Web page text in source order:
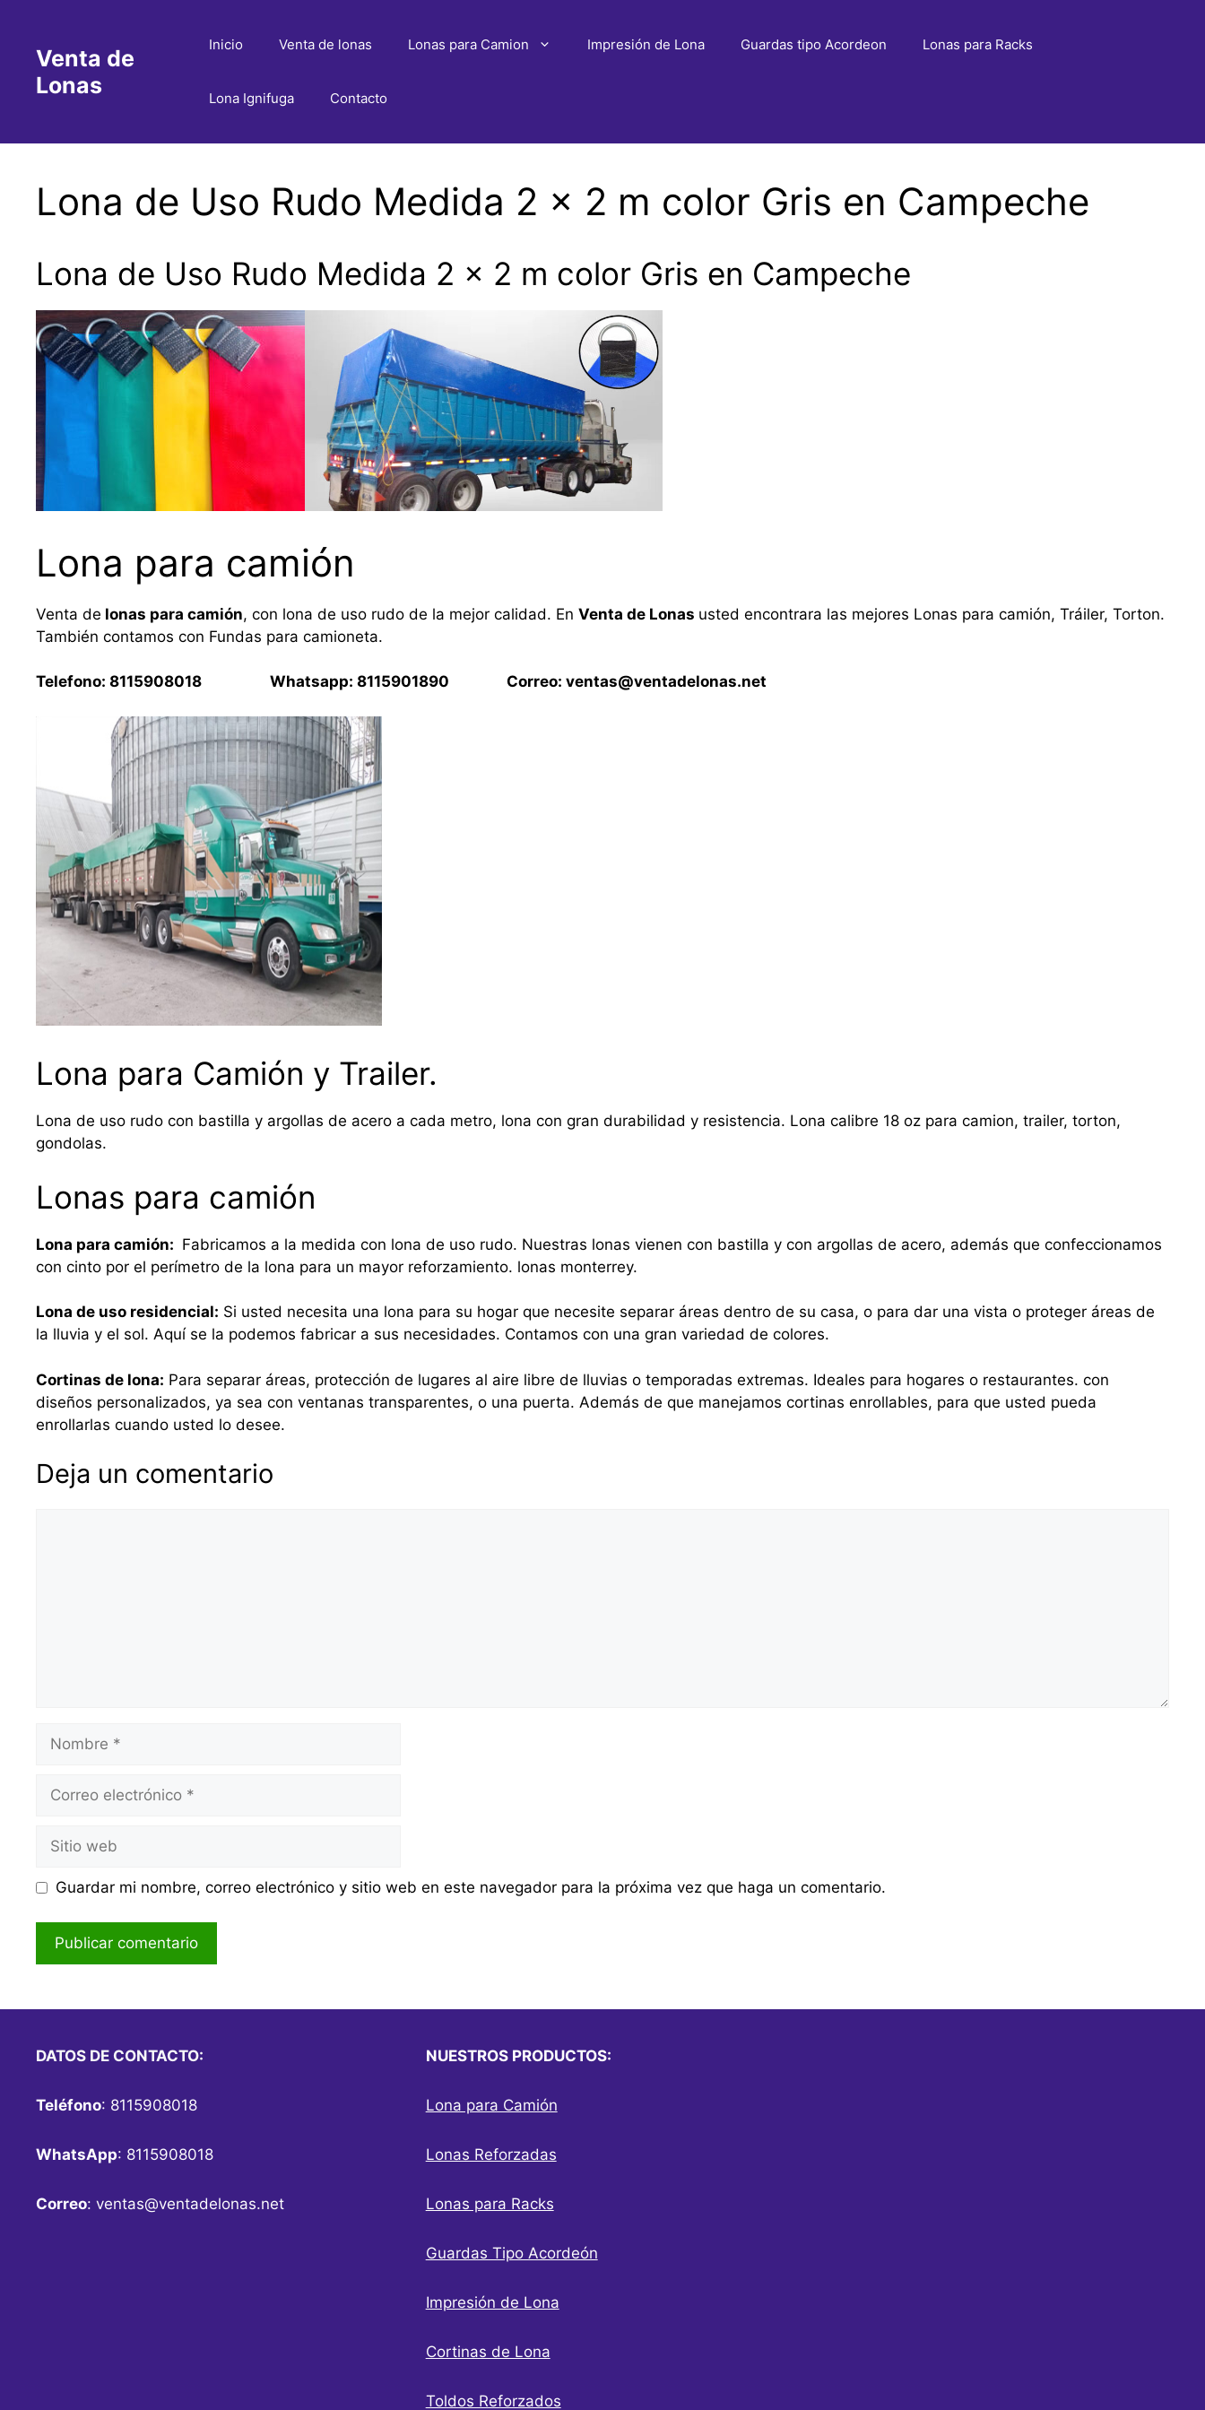
contenidoVenta de
Lonas
Inicio Venta de lonas Lonas para Camion Impresión de Lona Guardas tipo Acordeon Lonas para Racks
Lona Ignifuga Contacto
Lona de Uso Rudo Medida 2 x 2 m color Gris en Campeche
Lona de Uso Rudo Medida 2 x 2 m color Gris en Campeche
Lona para camión
Venta de lonas para camión, con lona de uso rudo de la mejor calidad. En Venta de Lonas usted encontrara las mejores Lonas para camión, Tráiler, Torton.
También contamos con Fundas para camioneta.
Telefono: 8115908018 Whatsapp: 8115901890 Correo: ventas@ventadelonas.net
Lona para Camión y Trailer.
Lona de uso rudo con bastilla y argollas de acero a cada metro, lona con gran durabilidad y resistencia. Lona calibre 18 oz para camion, trailer, torton,
gondolas.
Lonas para camión
Lona para camión: Fabricamos a la medida con lona de uso rudo. Nuestras lonas vienen con bastilla y con argollas de acero, además que confeccionamos
con cinto por el perímetro de la lona para un mayor reforzamiento. lonas monterrey.
Lona de uso residencial: Si usted necesita una lona para su hogar que necesite separar áreas dentro de su casa, o para dar una vista o proteger áreas de
la lluvia y el sol. Aquí se la podemos fabricar a sus necesidades. Contamos con una gran variedad de colores.
Cortinas de lona: Para separar áreas, protección de lugares al aire libre de lluvias o temporadas extremas. Ideales para hogares o restaurantes. con
diseños personalizados, ya sea con ventanas transparentes, o una puerta. Además de que manejamos cortinas enrollables, para que usted pueda
enrollarlas cuando usted lo desee.
Deja un comentario
Nombre
Correo
Sitio
web
Guardar mi nombre, correo electrónico y sitio web en este navegador para la próxima vez que haga un comentario.
DATOS DE CONTACTO:
Teléfono: 8115908018
WhatsApp: 8115908018
Correo: ventas@ventadelonas.net
NUESTROS PRODUCTOS:
Lona para Camión
Lonas Reforzadas
Lonas para Racks
Guardas Tipo Acordeón
Impresión de Lona
Cortinas de Lona
Toldos Reforzados